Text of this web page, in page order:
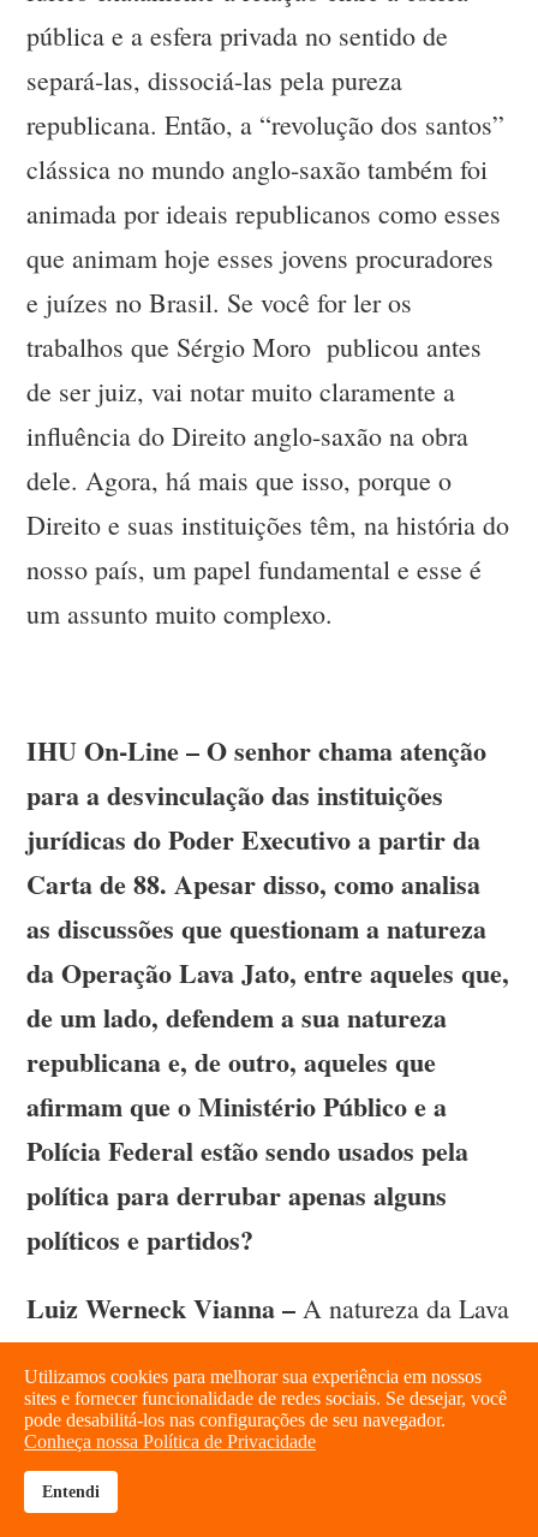
pública e a esfera privada no sentido de
separá-las, dissociá-las pela pureza
republicana. Então, a “revolução dos santos”
clássica no mundo anglo-saxão também foi
animada por ideais republicanos como esses
que animam hoje esses jovens procuradores
e juízes no Brasil. Se você for ler os
trabalhos que Sérgio Moro publicou antes
de ser juiz, vai notar muito claramente a
influência do Direito anglo-saxão na obra
dele. Agora, há mais que isso, porque o
Direito e suas instituições têm, na história do
nosso país, um papel fundamental e esse é
um assunto muito complexo.
IHU On-Line – O senhor chama atenção
para a desvinculação das instituições
jurídicas do Poder Executivo a partir da
Carta de 88. Apesar disso, como analisa
as discussões que questionam a natureza
da Operação Lava Jato, entre aqueles que,
de um lado, defendem a sua natureza
republicana e, de outro, aqueles que
afirmam que o Ministério Público e a
Polícia Federal estão sendo usados pela
política para derrubar apenas alguns
políticos e partidos?
Luiz Werneck Vianna –A natureza da Lava
Jato é republicana e sua função é denunciar
o contubérnio entre a esfera pública e a
esfera privada brasileira.
brightness_high
Utilizamos cookies para melhorar sua experiência em nossos
sites e fornecer funcionalidade de redes sociais. Se desejar, você
pode desabilitá-los nas configurações de seu navegador.
Conheça nossa Política de Privacidade
Entendi